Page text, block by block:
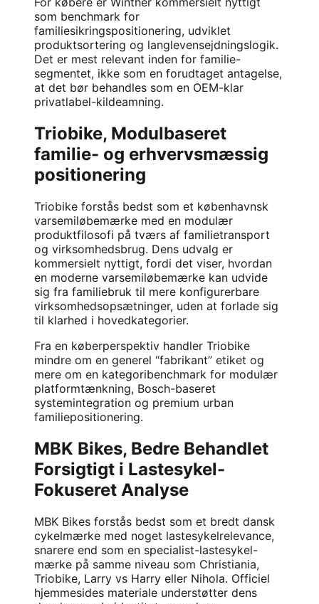
som benchmark for
familiesikringspositionering, udviklet
produktsortering og langlevensejdningslogik.
Det er mest relevant inden for familie-
segmentet, ikke som en forudtaget antagelse,
at det bør behandles som en OEM-klar
privatlabel-kildeamning.
Triobike, Modulbaseret
familie- og erhvervsmæssig
positionering
Triobike forstås bedst som et københavnsk
varsemiløbemærke med en modulær
produktfilosofi på tværs af familietransport
og virksomhedsbrug. Dens udvalg er
kommersielt nyttigt, fordi det viser, hvordan
en moderne varsemiløbemærke kan udvide
sig fra familiebruk til mere konfigurerbare
virksomhedsopsætninger, uden at forlade sig
til klarhed i hovedkategorier.
Fra en køberperspektiv handler Triobike
mindre om en generel “fabrikant” etiket og
mere om en kategoribenchmark for modulær
platformtænkning, Bosch-baseret
systemintegration og premium urban
familiepositionering.
MBK Bikes, Bedre Behandlet
Forsigtigt i Lastesykel-
Fokuseret Analyse
MBK Bikes forstås bedst som et bredt dansk
cykelmærke med noget lastesykelrelevance,
snarere end som en specialist-lastesykel-
mærke på samme niveau som Christiania,
Triobike, Larry vs Harry eller Nihola. Officiel
hjemmesides materiale understøtter dens